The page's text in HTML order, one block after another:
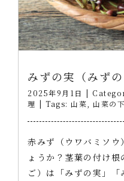
みずの実（みず
2025年9月1日 |
理 | Tags: 山菜 山菜の
赤みず（ウワバミソウ
ょうか？茎葉の付け
ご）は「みずの実」